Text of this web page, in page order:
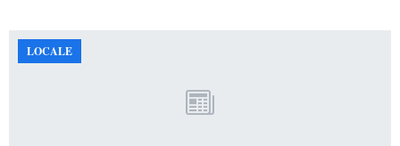
LOCALE